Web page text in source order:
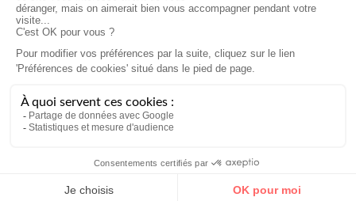
Offrir Réserver
Nous contacter
Conditions générales
Mentions légales